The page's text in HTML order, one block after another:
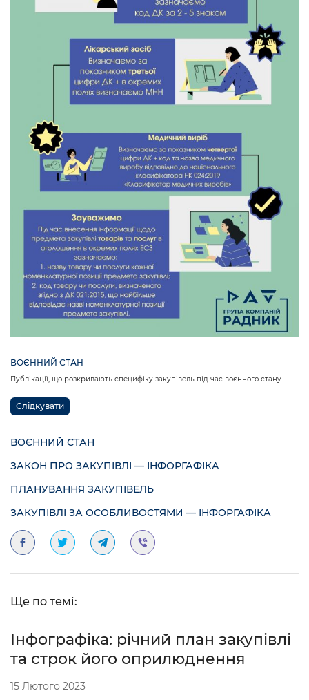
ВОЄННИЙ СТАН
Публікації, що розкривають специфіку закупівель під час воєнного стану
Слідкувати
ВОЄННИЙ СТАН
ЗАКОН ПРО ЗАКУПІВЛІ — ІНФОРГАФІКА
ПЛАНУВАННЯ ЗАКУПІВЕЛЬ
ЗАКУПІВЛІ ЗА ОСОБЛИВОСТЯМИ — ІНФОРГАФІКА
Ще по темі:
Інфографіка: річний план закупівлі
та строк його оприлюднення
15 Лютого 2023